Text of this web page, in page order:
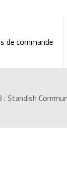
de commande
: Standish